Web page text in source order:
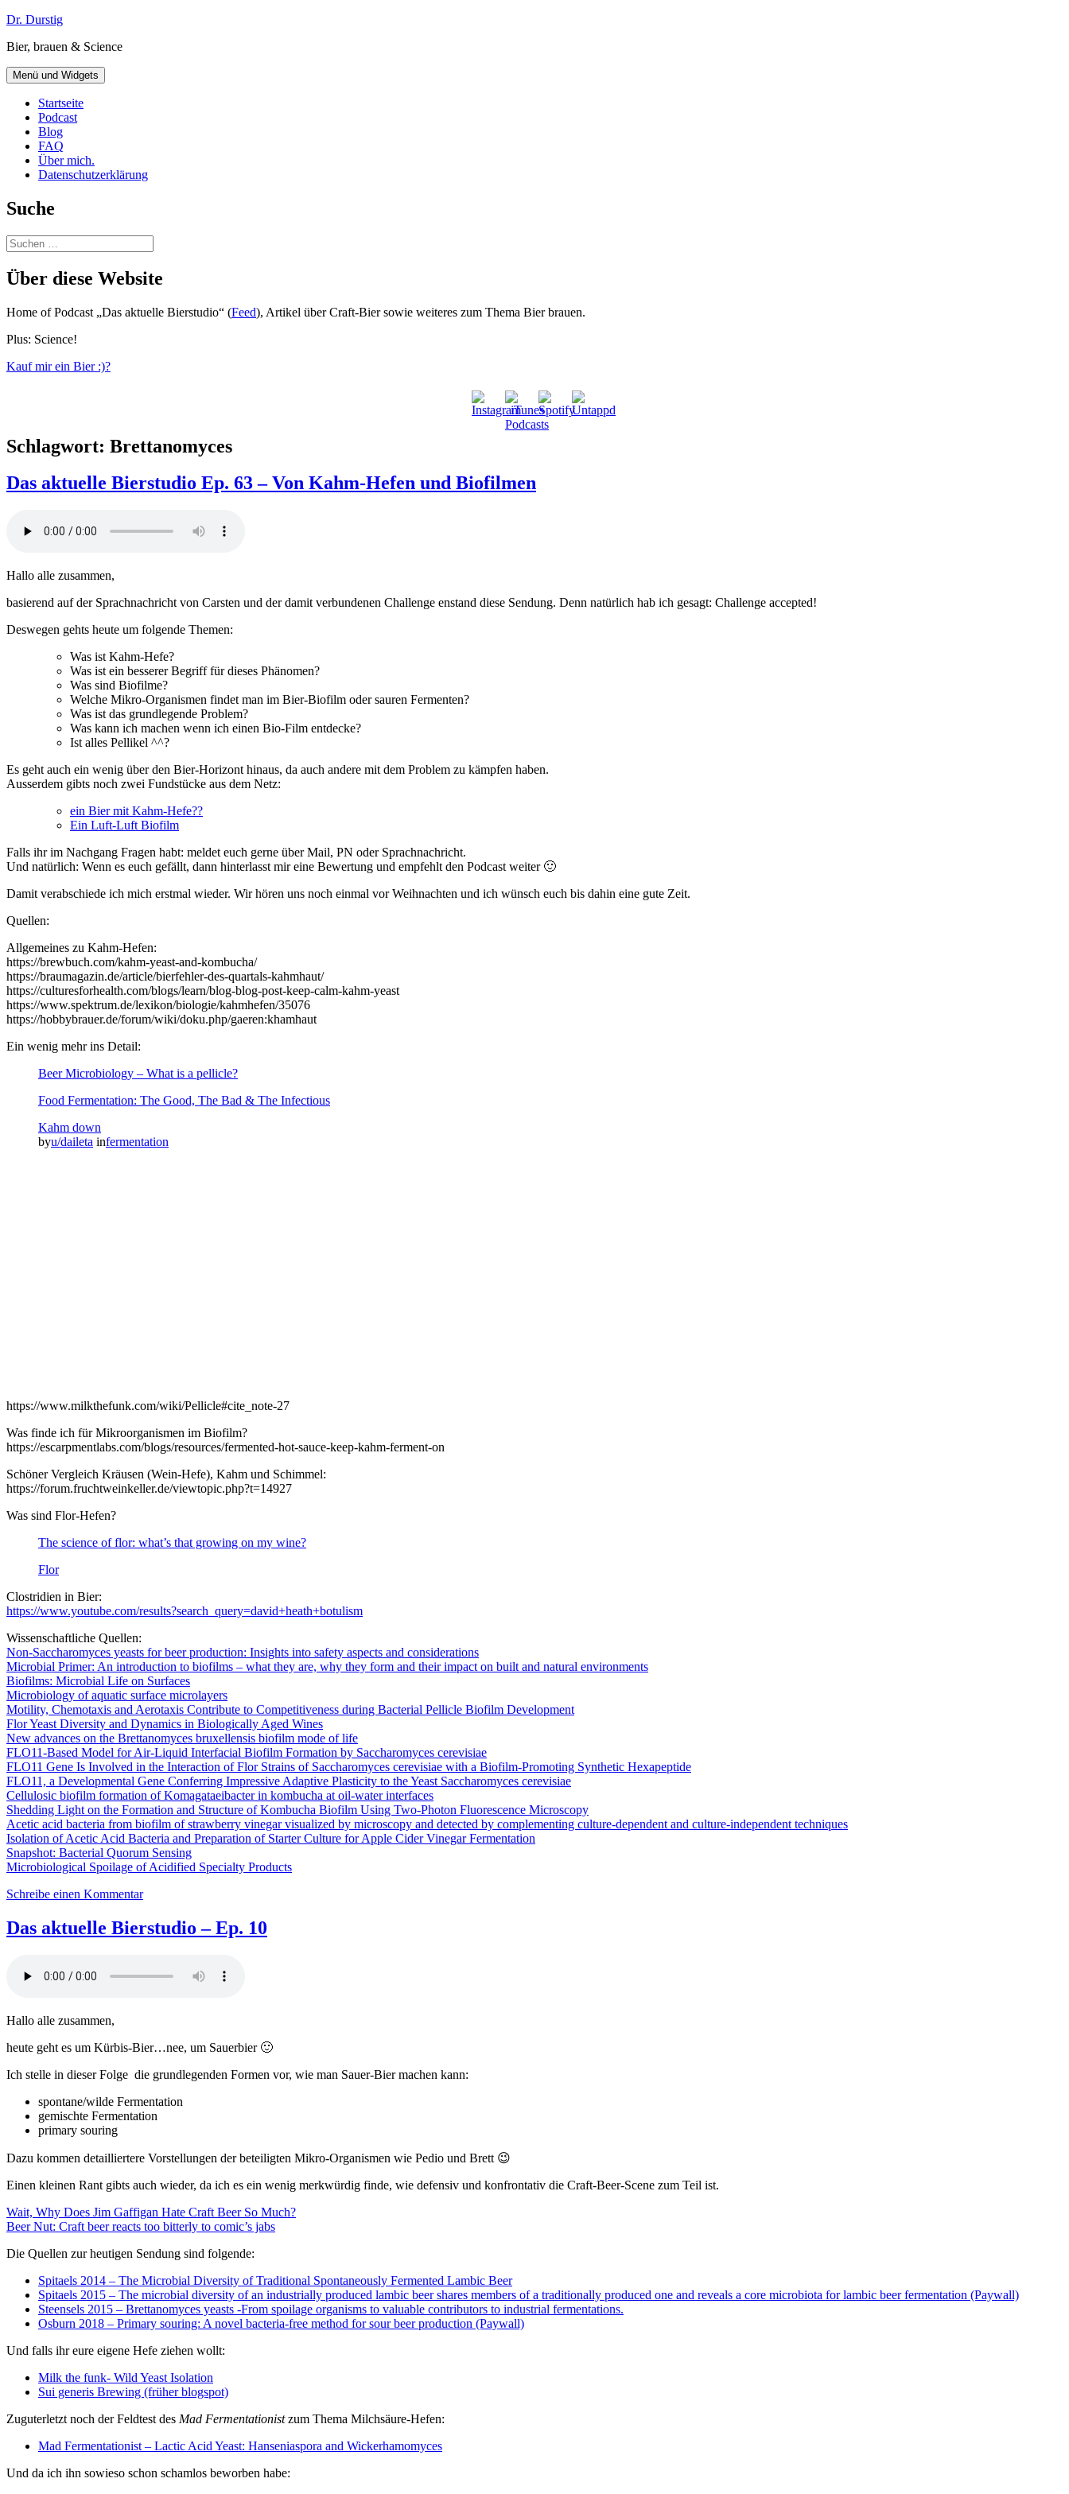
Zum
springen
Dr. Durstig
Bier, brauen & Science
Menü und Widgets
Startseite
Podcast
Blog
FAQ
Über mich.
Datenschutzerklärung
Suche
Suchen
nach:
Über diese Website
Home of Podcast „Das aktuelle Bierstudio“ (Feed), Artikel über Craft-Bier sowie weiteres zum Thema Bier brauen.
Plus: Science!
Kauf mir ein Bier :)?
Schlagwort: Brettanomyces
Das aktuelle Bierstudio Ep. 63 – Von Kahm-Hefen und Biofilmen
Hallo alle zusammen,
basierend auf der Sprachnachricht von Carsten und der damit verbundenen Challenge enstand diese Sendung. Denn natürlich hab ich gesagt: Challenge accepted!
Deswegen gehts heute um folgende Themen:
Was ist Kahm-Hefe?
Was ist ein besserer Begriff für dieses Phänomen?
Was sind Biofilme?
Welche Mikro-Organismen findet man im Bier-Biofilm oder sauren Fermenten?
Was ist das grundlegende Problem?
Was kann ich machen wenn ich einen Bio-Film entdecke?
Ist alles Pellikel ^^?
Es geht auch ein wenig über den Bier-Horizont hinaus, da auch andere mit dem Problem zu kämpfen haben.
Ausserdem gibts noch zwei Fundstücke aus dem Netz:
ein Bier mit Kahm-Hefe??
Ein Luft-Luft Biofilm
Falls ihr im Nachgang Fragen habt: meldet euch gerne über Mail, PN oder Sprachnachricht.
Und natürlich: Wenn es euch gefällt, dann hinterlasst mir eine Bewertung und empfehlt den Podcast weiter 🙂
Damit verabschiede ich mich erstmal wieder. Wir hören uns noch einmal vor Weihnachten und ich wünsch euch bis dahin eine gute Zeit.
Quellen:
Allgemeines zu Kahm-Hefen:
https://brewbuch.com/kahm-yeast-and-kombucha/
https://braumagazin.de/article/bierfehler-des-quartals-kahmhaut/
https://culturesforhealth.com/blogs/learn/blog-blog-post-keep-calm-kahm-yeast
https://www.spektrum.de/lexikon/biologie/kahmhefen/35076
https://hobbybrauer.de/forum/wiki/doku.php/gaeren:khamhaut
Ein wenig mehr ins Detail:
Beer Microbiology – What is a pellicle?
Food Fermentation: The Good, The Bad & The Infectious
Kahm down
byu/daileta infermentation
https://www.milkthefunk.com/wiki/Pellicle#cite_note-27
Was finde ich für Mikroorganismen im Biofilm?
https://escarpmentlabs.com/blogs/resources/fermented-hot-sauce-keep-kahm-ferment-on
Schöner Vergleich Kräusen (Wein-Hefe), Kahm und Schimmel:
https://forum.fruchtweinkeller.de/viewtopic.php?t=14927
Was sind Flor-Hefen?
The science of flor: what’s that growing on my wine?
Flor
Clostridien in Bier:
https://www.youtube.com/results?search_query=david+heath+botulism
Wissenschaftliche Quellen:
Non-Saccharomyces yeasts for beer production: Insights into safety aspects and considerations
Microbial Primer: An introduction to biofilms – what they are, why they form and their impact on built and natural environments
Biofilms: Microbial Life on Surfaces
Microbiology of aquatic surface microlayers
Motility, Chemotaxis and Aerotaxis Contribute to Competitiveness during Bacterial Pellicle Biofilm Development
Flor Yeast Diversity and Dynamics in Biologically Aged Wines
New advances on the Brettanomyces bruxellensis biofilm mode of life
FLO11-Based Model for Air-Liquid Interfacial Biofilm Formation by Saccharomyces cerevisiae
FLO11 Gene Is Involved in the Interaction of Flor Strains of Saccharomyces cerevisiae with a Biofilm-Promoting Synthetic Hexapeptide
FLO11, a Developmental Gene Conferring Impressive Adaptive Plasticity to the Yeast Saccharomyces cerevisiae
Cellulosic biofilm formation of Komagataeibacter in kombucha at oil-water interfaces
Shedding Light on the Formation and Structure of Kombucha Biofilm Using Two-Photon Fluorescence Microscopy
Acetic acid bacteria from biofilm of strawberry vinegar visualized by microscopy and detected by complementing culture-dependent and culture-independent techniques
Isolation of Acetic Acid Bacteria and Preparation of Starter Culture for Apple Cider Vinegar Fermentation
Snapshot: Bacterial Quorum Sensing
Microbiological Spoilage of Acidified Specialty Products
Schreibe einen Kommentarzu
aktuelle
Bierstudio
–
Biofilmen
Das aktuelle Bierstudio – Ep. 10
Hallo alle zusammen,
heute geht es um Kürbis-Bier…nee, um Sauerbier 🙂
Ich stelle in dieser Folge die grundlegenden Formen vor, wie man Sauer-Bier machen kann:
spontane/wilde Fermentation
gemischte Fermentation
primary souring
Dazu kommen detailliertere Vorstellungen der beteiligten Mikro-Organismen wie Pedio und Brett 😉
Einen kleinen Rant gibts auch wieder, da ich es ein wenig merkwürdig finde, wie defensiv und konfrontativ die Craft-Beer-Scene zum Teil ist.
Wait, Why Does Jim Gaffigan Hate Craft Beer So Much?
Beer Nut: Craft beer reacts too bitterly to comic’s jabs
Die Quellen zur heutigen Sendung sind folgende:
Spitaels 2014 – The Microbial Diversity of Traditional Spontaneously Fermented Lambic Beer
Spitaels 2015 – The microbial diversity of an industrially produced lambic beer shares members of a traditionally produced one and reveals a core microbiota for lambic beer fermentation (Paywall)
Steensels 2015 – Brettanomyces yeasts -From spoilage organisms to valuable contributors to industrial fermentations.
Osburn 2018 – Primary souring: A novel bacteria-free method for sour beer production (Paywall)
Und falls ihr eure eigene Hefe ziehen wollt:
Milk the funk- Wild Yeast Isolation
Sui generis Brewing (früher blogspot)
Zuguterletzt noch der Feldtest des Mad Fermentationistzum Thema Milchsäure-Hefen:
Mad Fermentationist – Lactic Acid Yeast: Hanseniaspora and Wickerhamomyces
Und da ich ihn sowieso schon schamlos beworben habe: